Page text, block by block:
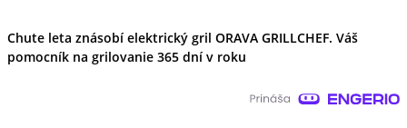
Chute leta znásobí elektrický gril ORAVA GRILLCHEF. Váš
pomocník na grilovanie 365 dní v roku